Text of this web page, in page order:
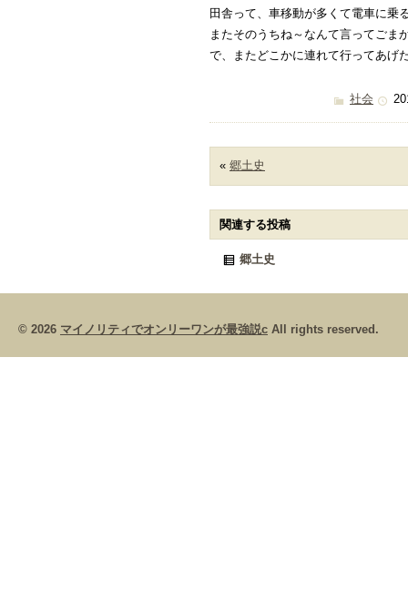
田舎って、車移動が多くて電車に乗
またそのうちね～なんて言ってごま
で、またどこかに連れて行ってあげ
社会
« 郷土史
関連する投稿
郷土史
© 2026 マイノリティでオンリーワンが最強説c All rights reserved.